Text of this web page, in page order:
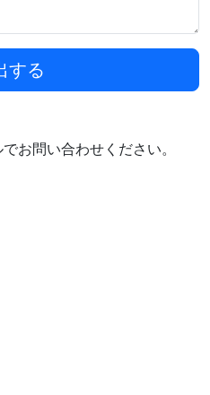
する
お問い合わせください。